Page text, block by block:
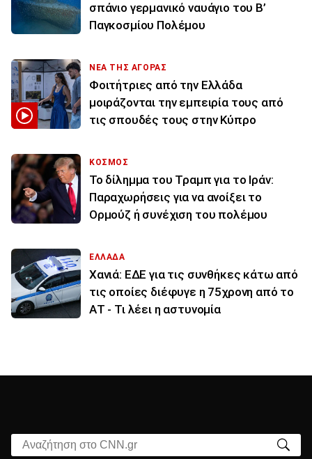
σπάνιο γερμανικό ναυάγιο του Β’
Παγκοσμίου Πολέμου
ΝΕΑ ΤΗΣ ΑΓΟΡΑΣ
Φοιτήτριες από την Ελλάδα
μοιράζονται την εμπειρία τους από
τις σπουδές τους στην Κύπρο
ΚΟΣΜΟΣ
Το δίλημμα του Τραμπ για το Ιράν:
Παραχωρήσεις για να ανοίξει το
Ορμούζ ή συνέχιση του πολέμου
ΕΛΛΑΔΑ
Χανιά: ΕΔΕ για τις συνθήκες κάτω από
τις οποίες διέφυγε η 75χρονη από το
ΑΤ - Τι λέει η αστυνομία
Αναζήτηση στο CNN.gr